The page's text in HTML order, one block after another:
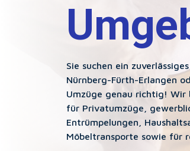
Sie suchen ein
Nürnberg-Fürth-Erlangen
Umzüge genau richtig! Wir
für Privatumzüge,
Entrümpelungen,
Möbeltransporte sowie für